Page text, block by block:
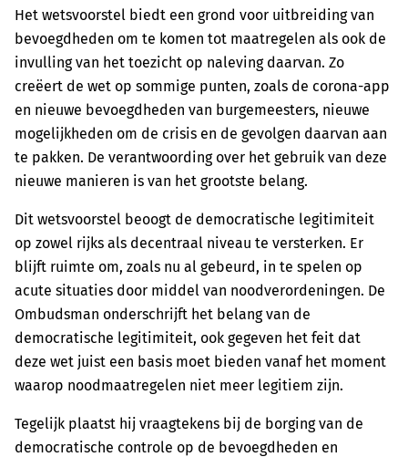
Het wetsvoorstel biedt een grond voor uitbreiding van
bevoegdheden om te komen tot maatregelen als ook de
invulling van het toezicht op naleving daarvan. Zo
creëert de wet op sommige punten, zoals de corona-app
en nieuwe bevoegdheden van burgemeesters, nieuwe
mogelijkheden om de crisis en de gevolgen daarvan aan
te pakken. De verantwoording over het gebruik van deze
nieuwe manieren is van het grootste belang.
Dit wetsvoorstel beoogt de democratische legitimiteit
op zowel rijks als decentraal niveau te versterken. Er
blijft ruimte om, zoals nu al gebeurd, in te spelen op
acute situaties door middel van noodverordeningen. De
Ombudsman onderschrijft het belang van de
democratische legitimiteit, ook gegeven het feit dat
deze wet juist een basis moet bieden vanaf het moment
waarop noodmaatregelen niet meer legitiem zijn.
Tegelijk plaatst hij vraagtekens bij de borging van de
democratische controle op de bevoegdheden en